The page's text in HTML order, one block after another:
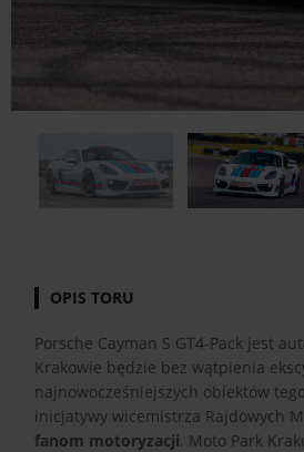
OPIS TORU
Porsche Cayman S GT4-Pack jest
Krakowie będzie bez wątpienia
najnowocześniejszych obiektów
inicjatywy wicemistrza Rajdowych
fanom motoryzacji. Moto Park